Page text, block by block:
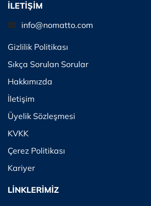
İLETİŞİM
info@nomatto.com
Gizlilik Politikası
Sıkça Sorulan Sorular
Hakkımızda
İletişim
Üyelik Sözleşmesi
KVKK
Çerez Politikası
Kariyer
LİNKLERİMİZ